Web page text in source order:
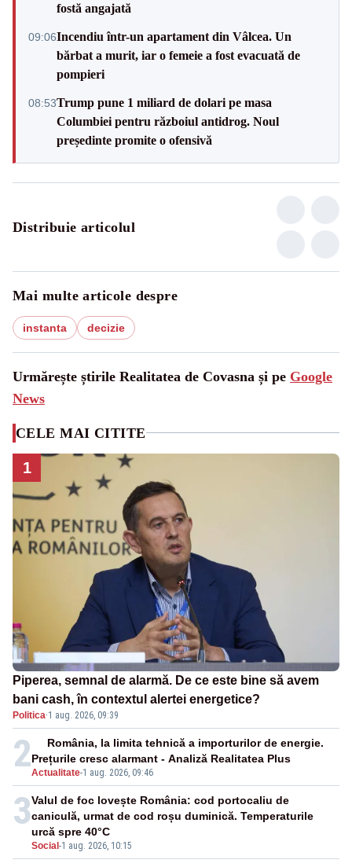
fostă angajată
09:06Incendiu într-un apartament din Vâlcea. Un
bărbat a murit, iar o femeie a fost evacuată de
pompieri
08:53Trump pune 1 miliard de dolari pe masa
Columbiei pentru războiul antidrog. Noul
președinte promite o ofensivă
Distribuie articolul
Mai multe articole despre
instanta decizie
Urmărește știrile Realitatea de Covasna și pe Google
News
CELE MAI CITITE
1
Piperea, semnal de alarmă. De ce este bine să avem
bani cash, în contextul alertei energetice?
Politica·1 aug. 2026, 09:39
2Actualitate-1 aug. 2026, 09:46
România, la limita tehnică a importurilor de energie.
Prețurile cresc alarmant - Analiză Realitatea Plus
3
Social -1 aug. 2026, 10:15
Valul de foc lovește România: cod portocaliu de
caniculă, urmat de cod roșu duminică. Temperaturile
urcă spre 40°C